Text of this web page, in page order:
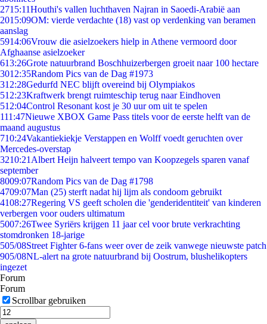
2715:11Houthi's vallen luchthaven Najran in Saoedi-Arabië aan
2015:09OM: vierde verdachte (18) vast op verdenking van beramen
aanslag
5914:06Vrouw die asielzoekers hielp in Athene vermoord door
Afghaanse asielzoeker
613:26Grote natuurbrand Boschhuizerbergen groeit naar 100 hectare
3012:35Random Pics van de Dag #1973
312:28Gedurfd NEC blijft overeind bij Olympiakos
512:23Kraftwerk brengt ruimteschip terug naar Eindhoven
512:04Control Resonant kost je 30 uur om uit te spelen
111:47Nieuwe XBOX Game Pass titels voor de eerste helft van de
maand augustus
710:24Vakantiekiekje Verstappen en Wolff voedt geruchten over
Mercedes-overstap
3210:21 Albert Heijn halveert tempo van Koopzegels sparen vanaf
september
8009:07Random Pics van de Dag #1798
4709:07Man (25) sterft nadat hij lijm als condoom gebruikt
4108:27Regering VS geeft scholen die 'genderidentiteit' van kinderen
verbergen voor ouders ultimatum
5007:26Twee Syriërs krijgen 11 jaar cel voor brute verkrachting
stomdronken 18-jarige
505/08Street Fighter 6-fans weer over de zeik vanwege nieuwste patch
905/08NL-alert na grote natuurbrand bij Oostrum, blushelikopters
ingezet
Forum
Forum
Scrollbar gebruiken